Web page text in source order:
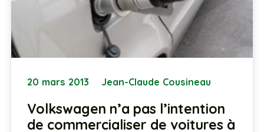
20 mars 2013 Jean-Claude Cousineau
Volkswagen n’a pas l’intention
de commercialiser de voitures à